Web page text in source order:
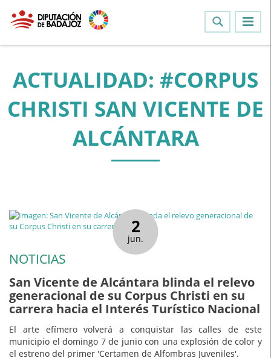
ACTUALIDAD: #CORPUS
CHRISTI SAN VICENTE DE
ALCÁNTARA
2
jun.
NOTICIAS
San Vicente de Alcántara blinda el relevo
generacional de su Corpus Christi en su
carrera hacia el Interés Turístico Nacional
El arte efímero volverá a conquistar las calles de este
municipio el domingo 7 de junio con una explosión de color y
el estreno del primer 'Certamen de Alfombras Juveniles'.